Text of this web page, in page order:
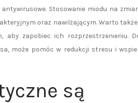
Stosowanie miodu na
oraz nawilżającym. Warto
zapobiec ich rozprzestrzenieniu.
może pomóc w redukcji stresu i
są